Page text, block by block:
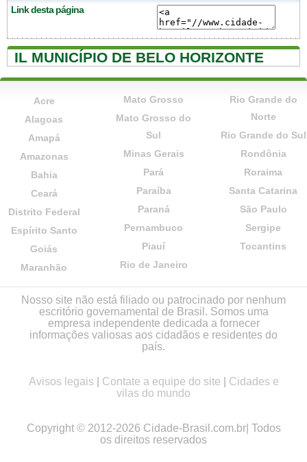
Link desta página
IL MUNICÍPIO DE BELO HORIZONTE
Acre
Alagoas
Amapá
Amazonas
Bahia
Ceará
Distrito Federal
Espírito Santo
Goiás
Maranhão
Mato Grosso
Mato Grosso do
Sul
Minas Gerais
Pará
Paraíba
Paraná
Pernambuco
Piauí
Rio de Janeiro
Rio Grande do
Norte
Rio Grande do Sul
Rondônia
Roraima
Santa Catarina
São Paulo
Sergipe
Tocantins
Nosso site não está filiado ou patrocinado por nenhum
escritório governamental de Brasil. Somos uma
empresa independente dedicada a fornecer
informações valiosas aos cidadãos e residentes do
país.
Avisos legais Contate a equipe do site
Cidades e
vilas do mundo
Copyright © 2012-2026 Cidade-Brasil.com.br| Todos
os direitos reservados